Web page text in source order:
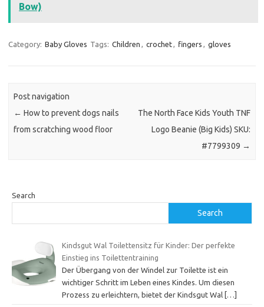
Bow)
Category: Baby Gloves Tags: Children , crochet, fingers , gloves
Post navigation
← How to prevent dogs nails
from scratching wood floor
The North Face Kids Youth TNF
Logo Beanie (Big Kids) SKU:
#7799309 →
Search
Search
Kindsgut Wal Toilettensitz für Kinder: Der perfekte
Einstieg ins Toilettentraining
Der Übergang von der Windel zur Toilette ist ein
wichtiger Schritt im Leben eines Kindes. Um diesen
Prozess zu erleichtern, bietet der Kindsgut Wal […]